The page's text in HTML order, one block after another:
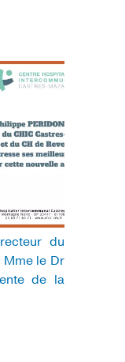
du
Mme le Dr
de la